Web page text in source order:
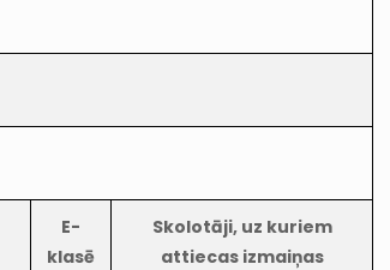
E-
klasē
Skolotāji, uz kuriem
attiecas izmaiņas